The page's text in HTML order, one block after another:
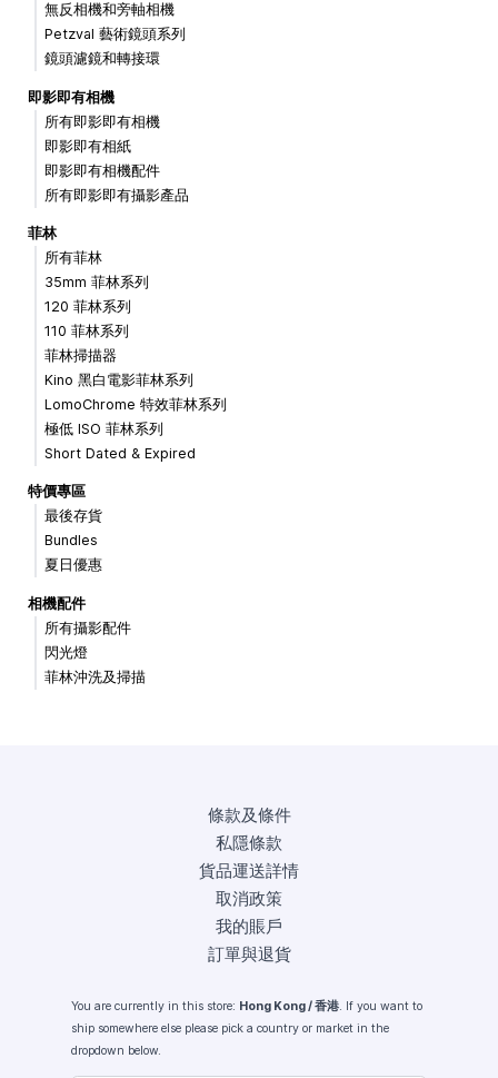
無反相機和旁軸相機
Petzval 藝術鏡頭系列
鏡頭濾鏡和轉接環
即影即有相機
所有即影即有相機
即影即有相紙
即影即有相機配件
所有即影即有攝影產品
菲林
所有菲林
35mm 菲林系列
120 菲林系列
110 菲林系列
菲林掃描器
Kino 黑白電影菲林系列
LomoChrome 特效菲林系列
極低 ISO 菲林系列
Short Dated & Expired
特價專區
最後存貨
Bundles
夏日優惠
相機配件
所有攝影配件
閃光燈
菲林沖洗及掃描
條款及條件
私隱條款
貨品運送詳情
取消政策
我的賬戶
訂單與退貨
You are currently in this store: Hong Kong / 香港. If you want to
ship somewhere else please pick a country or market in the
dropdown below.